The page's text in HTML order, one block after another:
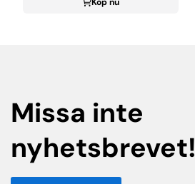
Missa inte
nyhetsbrevet!